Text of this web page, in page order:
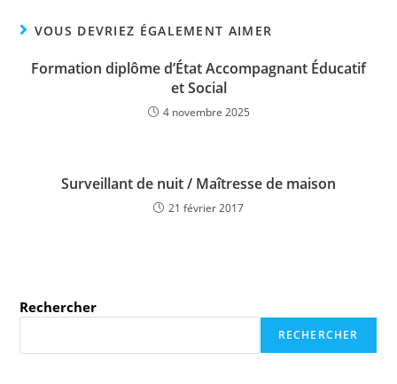
VOUS DEVRIEZ ÉGALEMENT AIMER
Formation diplôme d’État Accompagnant Éducatif
et Social
4 novembre 2025
Surveillant de nuit / Maîtresse de maison
21 février 2017
Rechercher
RECHERCHER